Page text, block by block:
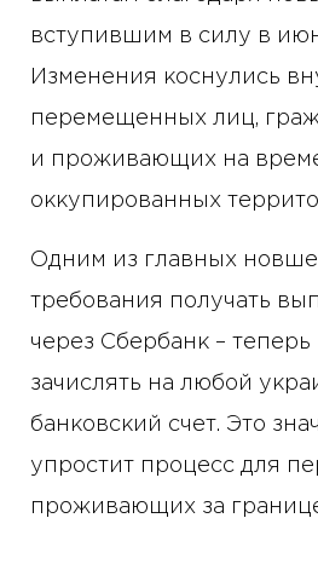
вступившим в силу в
Изменения коснулись
перемещенных лиц,
и проживающих на
оккупированных
Одним из главных
требования получать
через Сбербанк –
зачислять на любой
банковский счет. Это
упростит процесс для
проживающих за